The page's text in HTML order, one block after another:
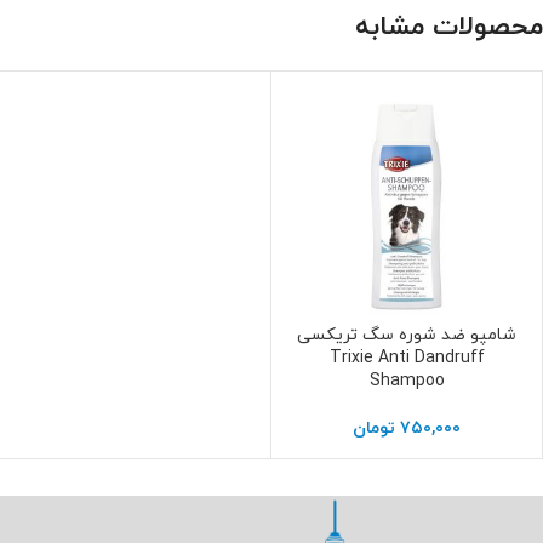
محصولات مشابه
افزودن به سبد خرید
شامپو ضد شوره سگ تریکسی
Trixie Anti Dandruff
Shampoo
۷۵۰,۰۰۰ تومان